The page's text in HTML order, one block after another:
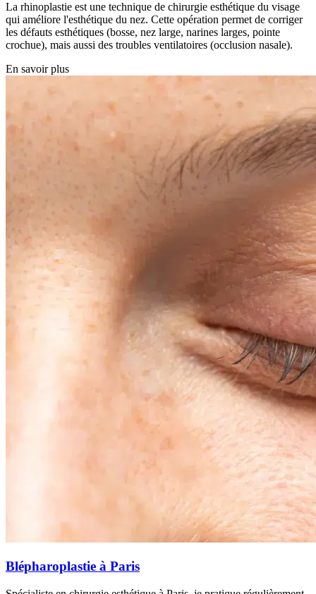
La rhinoplastie est une technique de chirurgie esthétique du visage
qui améliore l'esthétique du nez. Cette opération permet de corriger
les défauts esthétiques (bosse, nez large, narines larges, pointe
crochue), mais aussi des troubles ventilatoires (occlusion nasale).
En savoir plus
Blépharoplastie à Paris